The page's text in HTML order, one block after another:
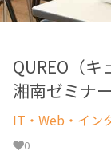
QUREO（
湘南ゼミナ
IT・Web・イン
0